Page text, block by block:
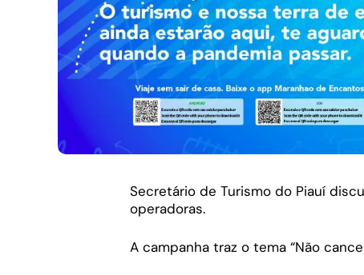
Secretário de Turismo do Piauí
operadoras.
A campanha traz o tema “Não